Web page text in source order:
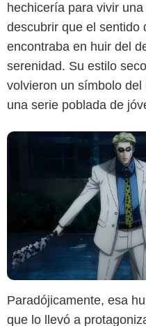
hechicería para vivir
descubrir que el sentido
encontraba en huir del
serenidad. Su estilo
volvieron un símbolo
una serie poblada de
Paradójicamente, esa
que lo llevó a